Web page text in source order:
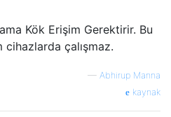
Kök Erişim Gerektirir. Bu
cihazlarda çalışmaz.
— Abhirup Manna
kaynak